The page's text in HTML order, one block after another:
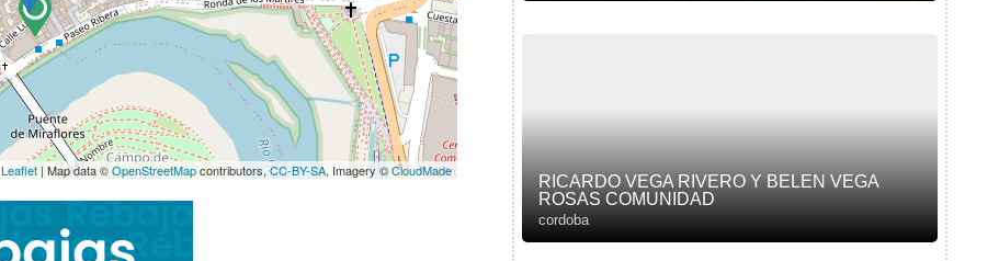
Leaflet| Map data ©OpenStreetMapcontributors,CC-BY-SA, Imagery ©CloudMade
RICARDO VEGA RIVERO Y BELEN VEGA
ROSAS COMUNIDAD
cordoba